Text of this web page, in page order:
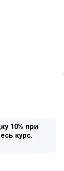
10% при
курс.